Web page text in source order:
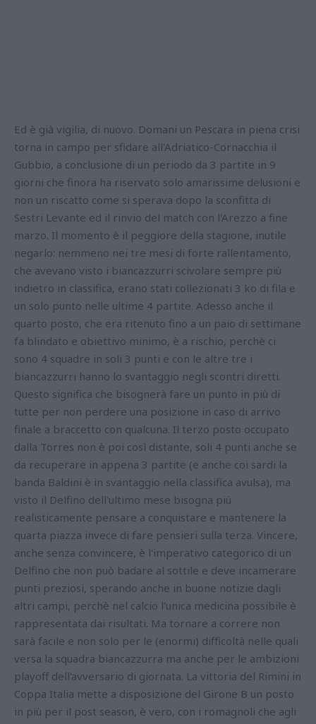
Ed è già vigilia, di nuovo. Domani un Pescara in piena crisi
torna in campo per sfidare all'Adriatico-Cornacchia il
Gubbio, a conclusione di un periodo da 3 partite in 9
giorni che finora ha riservato solo amarissime delusioni e
non un riscatto come si sperava dopo la sconfitta di
Sestri Levante ed il rinvio del match con l'Arezzo a fine
marzo. Il momento è il peggiore della stagione, inutile
negarlo: nemmeno nei tre mesi di forte rallentamento,
che avevano visto i biancazzurri scivolare sempre più
indietro in classifica, erano stati collezionati 3 ko di fila e
un solo punto nelle ultime 4 partite. Adesso anche il
quarto posto, che era ritenuto fino a un paio di settimane
fa blindato e obiettivo minimo, è a rischio, perchè ci
sono 4 squadre in soli 3 punti e con le altre tre i
biancazzurri hanno lo svantaggio negli scontri diretti.
Questo significa che bisognerà fare un punto in più di
tutte per non perdere una posizione in caso di arrivo
finale a braccetto con qualcuna. Il terzo posto occupato
dalla Torres non è poi così distante, soli 4 punti anche se
da recuperare in appena 3 partite (e anche coi sardi la
banda Baldini è in svantaggio nella classifica avulsa), ma
visto il Delfino dell'ultimo mese bisogna più
realisticamente pensare a conquistare e mantenere la
quarta piazza invece di fare pensieri sulla terza. Vincere,
anche senza convincere, è l'imperativo categorico di un
Delfino che non può badare al sottile e deve incamerare
punti preziosi, sperando anche in buone notizie dagli
altri campi, perchè nel calcio l'unica medicina possibile è
rappresentata dai risultati. Ma tornare a correre non
sarà facile e non solo per le (enormi) difficoltà nelle quali
versa la squadra biancazzurra ma anche per le ambizioni
playoff dell'avversario di giornata. La vittoria del Rimini in
Coppa Italia mette a disposizione del Girone B un posto
in più per il post season, è vero, con i romagnoli che agli